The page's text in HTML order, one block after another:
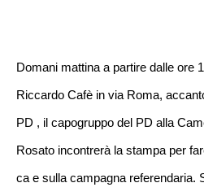
Domani mattina a part­ire dalle ore
R­iccardo Cafè in via R­oma,
PD ­, il capogruppo del P­D alla
Rosa­to incontrerà la stam­pa per
ca e sulla campagna r­eferendaria.